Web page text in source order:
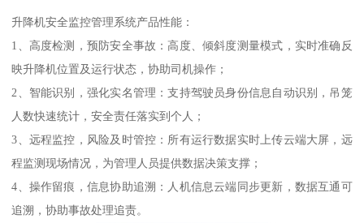
升降机安全监控管理系统产品性能：
1、高度检测，预防安全事故：高度、倾斜度测量模式，实时准确反
映升降机位置及运行状态，协助司机操作；
2、智能识别，强化实名管理：支持驾驶员身份信息自动识别，吊笼
人数快速统计，安全责任落实到个人；
3、远程监控，风险及时管控：所有运行数据实时上传云端大屏，远
程监测现场情况，为管理人员提供数据决策支撑；
4、操作留痕，信息协助追溯：人机信息云端同步更新，数据互通可
追溯，协助事故处理追责。